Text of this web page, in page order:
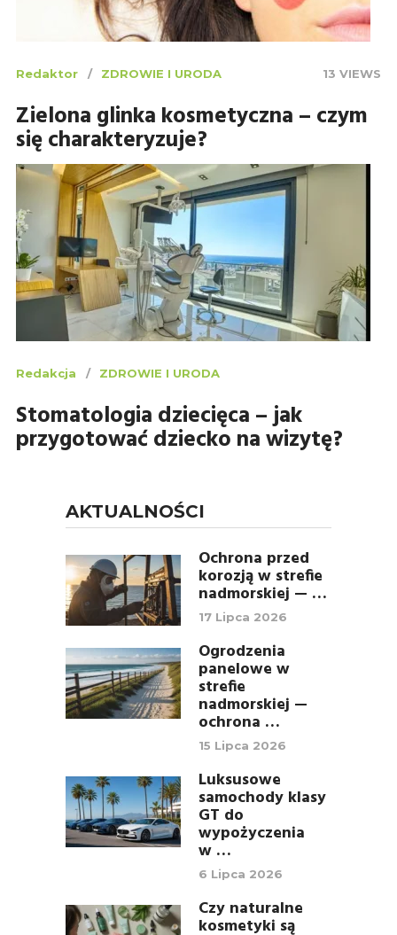
Redaktor ZDROWIE I URODA 13 VIEWS
Zielona glinka kosmetyczna – czym
się charakteryzuje?
Redakcja ZDROWIE I URODA
Stomatologia dziecięca – jak
przygotować dziecko na wizytę?
AKTUALNOŚCI
Ochrona przed
korozją w strefie
nadmorskiej — …
17 Lipca 2026
Ogrodzenia
panelowe w
strefie
nadmorskiej —
ochrona …
15 Lipca 2026
Luksusowe
samochody klasy
GT do
wypożyczenia
w …
6 Lipca 2026
Czy naturalne
kosmetyki są